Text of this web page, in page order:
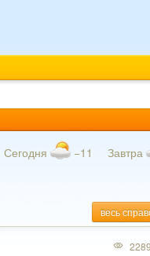
Сегодня −11 Завтра
весь
2289